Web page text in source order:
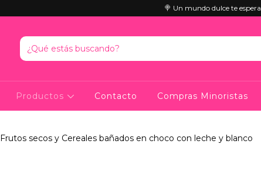
🍭 Un mundo dulce te espera
Productos Contacto Compras Minoristas
Frutos secos y Cereales bañados en choco con leche y blanco